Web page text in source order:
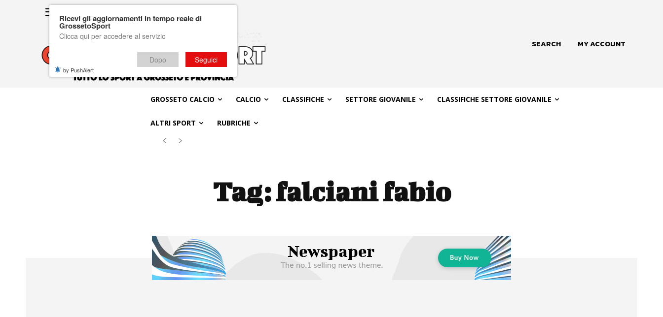
SEARCH MY ACCOUNT
GROSSETO CALCIO CALCIO CLASSIFICHE SETTORE GIOVANILE CLASSIFICHE SETTORE GIOVANILE
ALTRI SPORT RUBRICHE
Tag:falciani fabio
Ricevi gli aggiornamenti in tempo reale di
GrossetoSport
Clicca qui per accedere al servizio
Dopo Seguici
by PushAlert